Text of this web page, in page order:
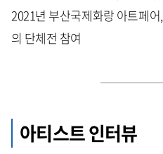
2021년 부산국제화랑 아트페
의 단체전 참여
아티스트 인터뷰